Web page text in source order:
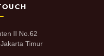
II No.62
Timur